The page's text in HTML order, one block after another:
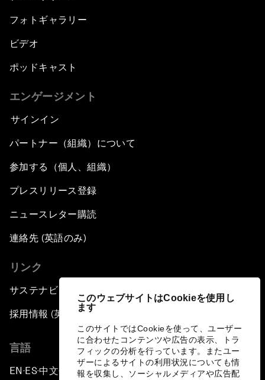
このウェブサイトはCookieを使用し
ます
このサイトではCookieを使って、ユーザー
に合わせたコンテンツや広告の表示、トラ
フィックの分析を行っています。またユー
ザーによるサイトの利用状況についても情
報を収集し、ソーシャルメディアや広告配
フォトギャラリー
ビデオ
ポッドキャスト
エンゲージメント
サインイン
パートナー（組織）について
参加する（個人、組織）
プレスリリース登録
ニュースレター購読
連絡先 (英語のみ)
リンク
サステナビリティへの取り組み
採用情報 (英語のみ)
言語
EN ▪ES▪中文▪ 日本語